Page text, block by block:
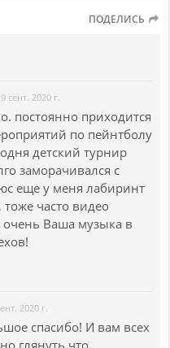
ПОДЕЛИСЬ
сент. 2020 г.
постоянно приходится
по пейнтболу
детский турнир
заморачивался с
еще у меня лабиринт
тоже часто видео
очень Ваша музыка в
2020 г.
спасибо! И вам всех
глянуть что